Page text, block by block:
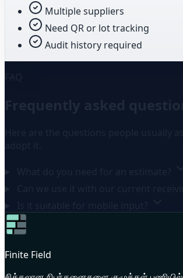
Multiple suppliers
Need QR or lot tracking
Audit history required
Finite Field